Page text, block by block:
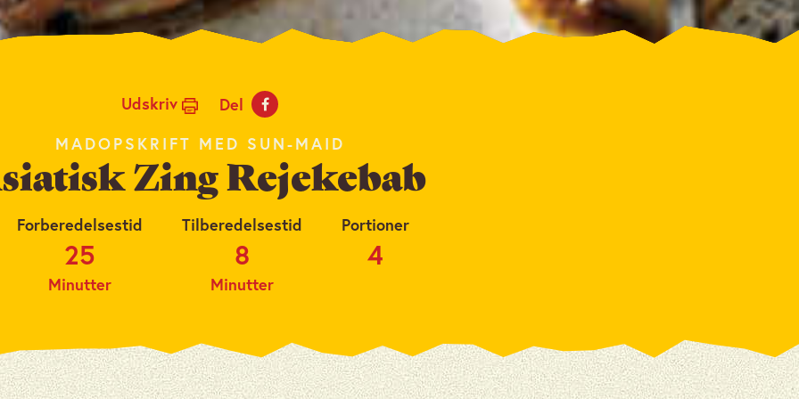
Udskriv
Del
MADOPSKRIFT MED SUN-MAID
Zing Rejekebab
Forberedelsestid
25
Minutter
Tilberedelsestid
8
Minutter
Portioner
4